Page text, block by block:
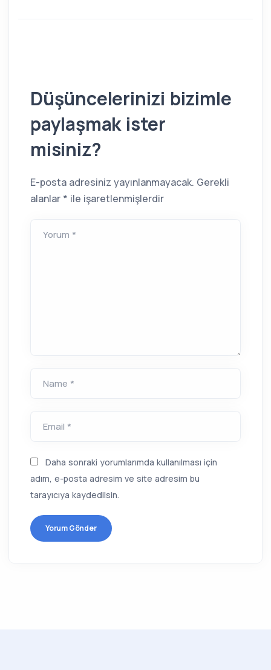
Düşüncelerinizi bizimle
paylaşmak ister
misiniz?
E-posta adresiniz yayınlanmayacak. Gerekli
alanlar * ile işaretlenmişlerdir
Yorum *
Name *
Email *
Daha sonraki yorumlarımda kullanılması için
adım, e-posta adresim ve site adresim bu
tarayıcıya kaydedilsin.